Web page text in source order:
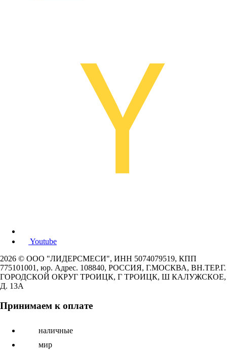
Youtube
2026 © ООО "ЛИДЕРСМЕСИ", ИНН 5074079519, КПП
775101001, юр. Адрес. 108840, РОССИЯ, Г.МОСКВА, ВН.ТЕР.Г.
ГОРОДСКОЙ ОКРУГ ТРОИЦК, Г ТРОИЦК, Ш КАЛУЖСКОЕ,
Д. 13А
Принимаем к оплате
наличные
мир